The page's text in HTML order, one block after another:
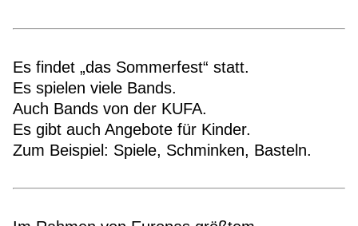
Es findet „das Sommerfest“ statt.
Es spielen viele Bands.
Auch Bands von der KUFA.
Es gibt auch Angebote für Kinder.
Zum Beispiel: Spiele, Schminken, Basteln.